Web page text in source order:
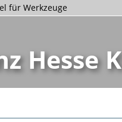
für Werkzeuge
Hesse